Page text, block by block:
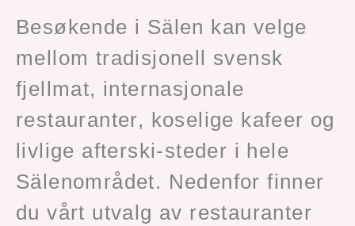
Besøkende i Sälen kan velge
mellom tradisjonell svensk
fjellmat, internasjonale
restauranter, koselige kafeer og
livlige afterski-steder i hele
Sälenområdet. Nedenfor finner
du vårt utvalg av restauranter